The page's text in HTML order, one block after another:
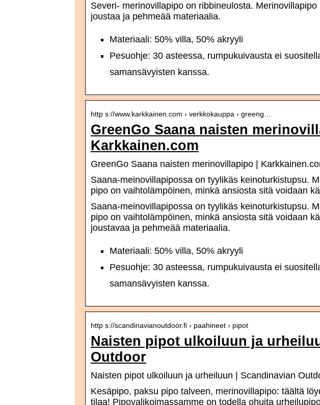
Severi- merinovillapipo on ribbineulosta.
joustaa ja pehmeää materiaalia.
Materiaali: 50% villa, 50% akryyli
Pesuohje: 30 asteessa, rumpukuivausta ei
samansävyisten kanssa.
http s://www.karkkainen.com › verkkokauppa › greeng…
GreenGo Saana naisten
Karkkainen.com
GreenGo Saana naisten merinovillapipo |
Saana-meinovillapipossa on tyylikäs keinoturkistupsu.
pipo on vaihtolämpöinen, minkä ansiosta sitä voidaan
Saana-meinovillapipossa on tyylikäs keinoturkistupsu.
pipo on vaihtolämpöinen, minkä ansiosta sitä voidaan
joustavaa ja pehmeää materiaalia.
Materiaali: 50% villa, 50% akryyli
Pesuohje: 30 asteessa, rumpukuivausta ei
samansävyisten kanssa.
http s://scandinavianoutdoor.fi › paahineet › pipot
Naisten pipot ulkoiluun ja
Outdoor
Naisten pipot ulkoiluun ja urheiluun | Scandinavian
Kesäpipo, paksu pipo talveen, merinovillapipo: täältä
tilaa! Pipovalikoimassamme on todella ohuita